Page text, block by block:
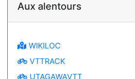
Aux alentours
WIKILOC
VTTRACK
UTAGAWAVTT